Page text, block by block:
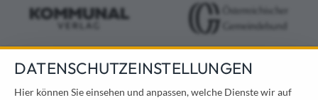
KONTAKT
DATENSCHUTZEINSTELLUNGEN
Hier können Sie einsehen und anpassen, welche Dienste wir auf